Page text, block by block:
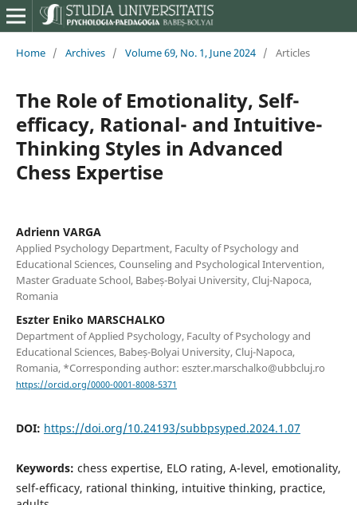
Home / Archives / Volume 69, No. 1, June 2024 / Articles
The Role of Emotionality, Self-
efficacy, Rational- and Intuitive-
Thinking Styles in Advanced
Chess Expertise
Adrienn VARGA
Applied Psychology Department, Faculty of Psychology and
Educational Sciences, Counseling and Psychological Intervention,
Master Graduate School, Babeș-Bolyai University, Cluj-Napoca,
Romania
Eszter Eniko MARSCHALKO
Department of Applied Psychology, Faculty of Psychology and
Educational Sciences, Babeș-Bolyai University, Cluj-Napoca,
Romania, *Corresponding author: eszter.marschalko@ubbcluj.ro
https://orcid.org/0000-0001-8008-5371
DOI: https://doi.org/10.24193/subbpsyped.2024.1.07
Keywords: chess expertise, ELO rating, A-level, emotionality,
self-efficacy, rational thinking, intuitive thinking, practice,